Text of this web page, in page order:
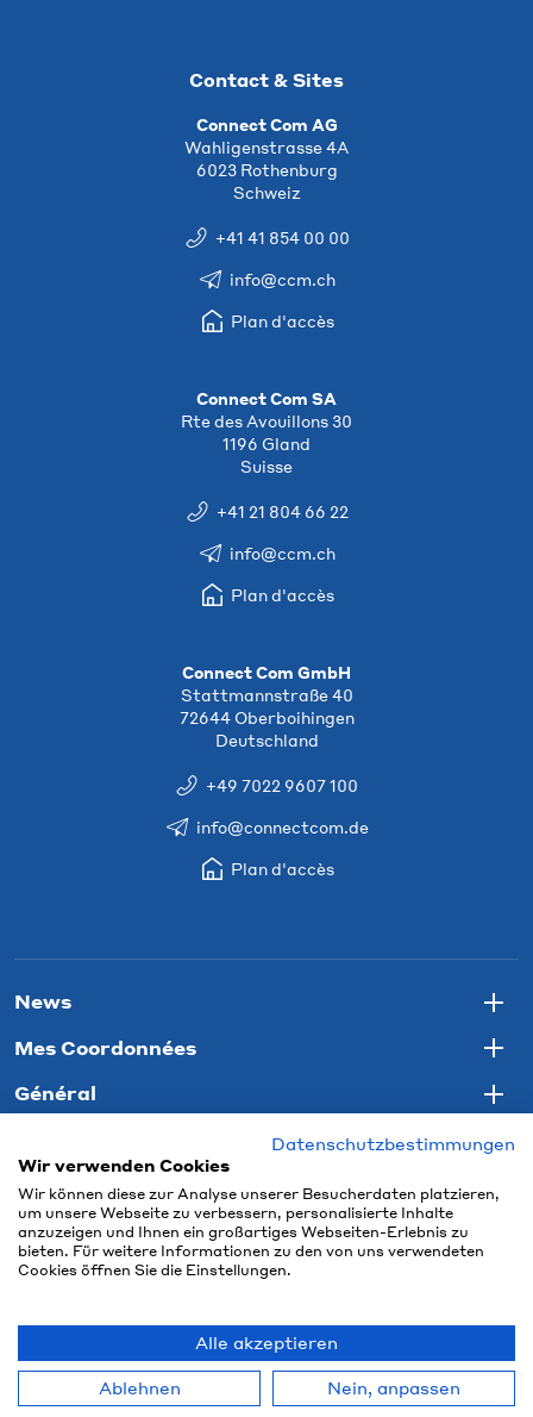
Contact & Sites
Connect Com AG
Wahligenstrasse 4A
6023 Rothenburg
Schweiz
+41 41 854 00 00
info@ccm.ch
Plan d'accès
Connect Com SA
Rte des Avouillons 30
1196 Gland
Suisse
+41 21 804 66 22
info@ccm.ch
Plan d'accès
Connect Com GmbH
Stattmannstraße 40
72644 Oberboihingen
Deutschland
+49 7022 9607 100
info@connectcom.de
Plan d'accès
News
Mes Coordonnées
Général
© 2026 Connect Com AG
powered by polynorm
Datenschutzbestimmungen
Wir verwenden Cookies
Wir können diese zur Analyse unserer Besucherdaten platzieren,
um unsere Webseite zu verbessern, personalisierte Inhalte
anzuzeigen und Ihnen ein großartiges Webseiten-Erlebnis zu
bieten. Für weitere Informationen zu den von uns verwendeten
Cookies öffnen Sie die Einstellungen.
Alle akzeptieren
Ablehnen Nein, anpassen